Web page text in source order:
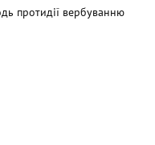
протидії вербуванню